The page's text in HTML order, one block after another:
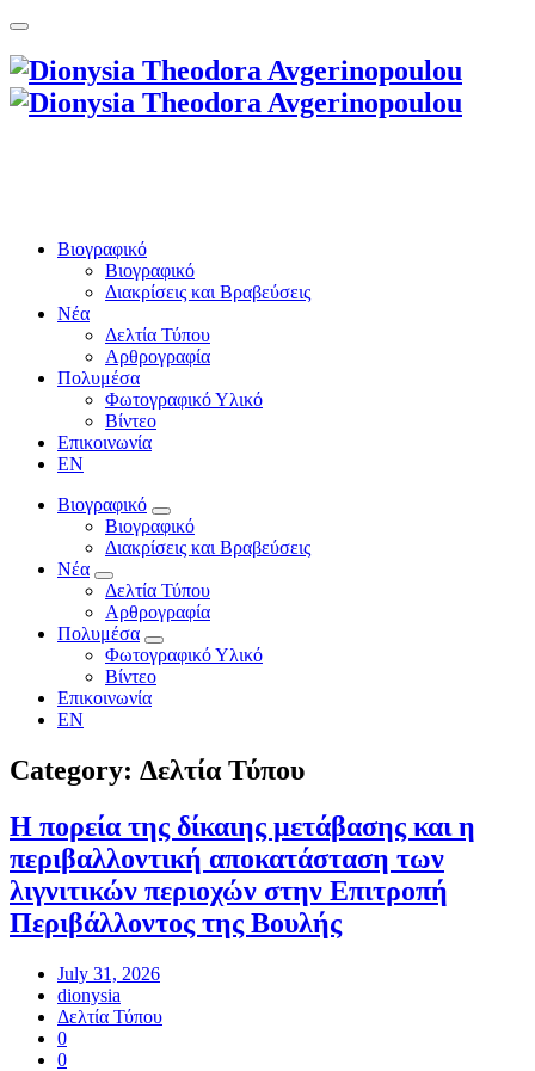
Βιογραφικό
Βιογραφικό
Διακρίσεις και Βραβεύσεις
Νέα
Δελτία Τύπου
Αρθρογραφία
Πολυμέσα
Φωτογραφικό Υλικό
Βίντεο
Επικοινωνία
EN
Βιογραφικό
Βιογραφικό
Διακρίσεις και Βραβεύσεις
Νέα
Δελτία Τύπου
Αρθρογραφία
Πολυμέσα
Φωτογραφικό Υλικό
Βίντεο
Επικοινωνία
EN
Category: Δελτία Τύπου
Η πορεία της δίκαιης μετάβασης και η
περιβαλλοντική αποκατάσταση των
λιγνιτικών περιοχών στην Επιτροπή
Περιβάλλοντος της Βουλής
July 31, 2026
dionysia
Δελτία Τύπου
0
0